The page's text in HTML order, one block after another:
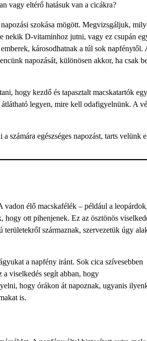
vagy eltérő hatásuk van a cicákra?
szokása mögött. Megvizsgáljuk,
nekik D-vitaminhoz jutni, vagy ez csupán
károsodhatnak a túl sok napfénytől.
napozását, különösen akkor, ha csak
hogy kezdő és tapasztalt macskatartók
legyen, mire kell odafigyelnünk. A
számára egészséges napozást, tarts velünk
élő macskafélék – például a leopárdok,
hogy ott pihenjenek. Ez az ösztönös
területekről származnak, szervezetük úgy
a napfény iránt. Sok cica szívesebben
viselkedés segít abban, hogy
hogy órákon át napoznak, ugyanis
is.